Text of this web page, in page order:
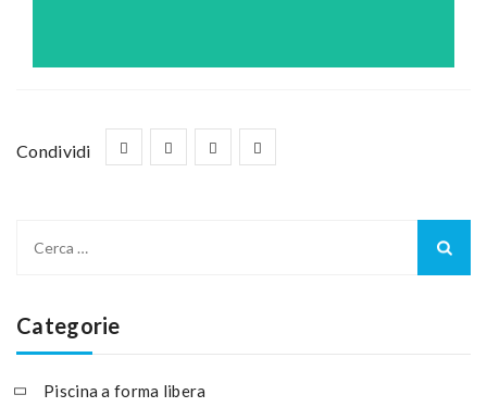
Condividi
Categorie
Piscina a forma libera